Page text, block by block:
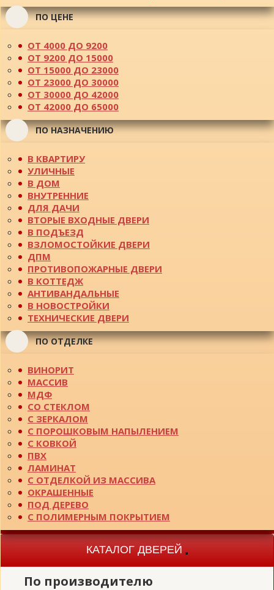
ПО ЦЕНЕ
ОТ 4000 ДО 9200
ОТ 9200 ДО 15000
ОТ 15000 ДО 23000
ОТ 23000 ДО 30000
ОТ 30000 ДО 42000
ОТ 42000 ДО 65000
ПО НАЗНАЧЕНИЮ
В КВАРТИРУ
УЛИЧНЫЕ
В ДОМ
ВНУТРЕННИЕ
ДЛЯ ДАЧИ
ВТОРЫЕ ВХОДНЫЕ ДВЕРИ
В ПОДЪЕЗД
ВЗЛОМОСТОЙКИЕ ДВЕРИ
ДПМ
ПРОТИВОПОЖАРНЫЕ ДВЕРИ
В КОТТЕДЖ
АНТИВАНДАЛЬНЫЕ
В НОВОСТРОЙКИ
ТЕХНИЧЕСКИЕ ДВЕРИ
ПО ОТДЕЛКЕ
ВИНОРИТ
МАССИВ
МДФ
СО СТЕКЛОМ
С ЗЕРКАЛОМ
С ПОРОШКОВЫМ НАПЫЛЕНИЕМ
С КОВКОЙ
ПВХ
ЛАМИНАТ
С ОТДЕЛКОЙ ИЗ МАССИВА
ОКРАШЕННЫЕ
ПОД ДЕРЕВО
С ПОЛИМЕРНЫМ ПОКРЫТИЕМ
КАТАЛОГ ДВЕРЕЙ
Toggle
navigation
По производителю